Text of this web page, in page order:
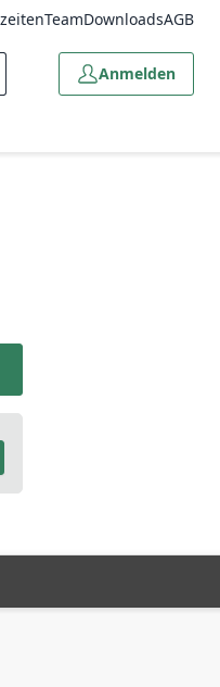
TeamDownloadsAGB
Anmelden